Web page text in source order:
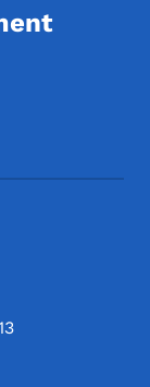
de página